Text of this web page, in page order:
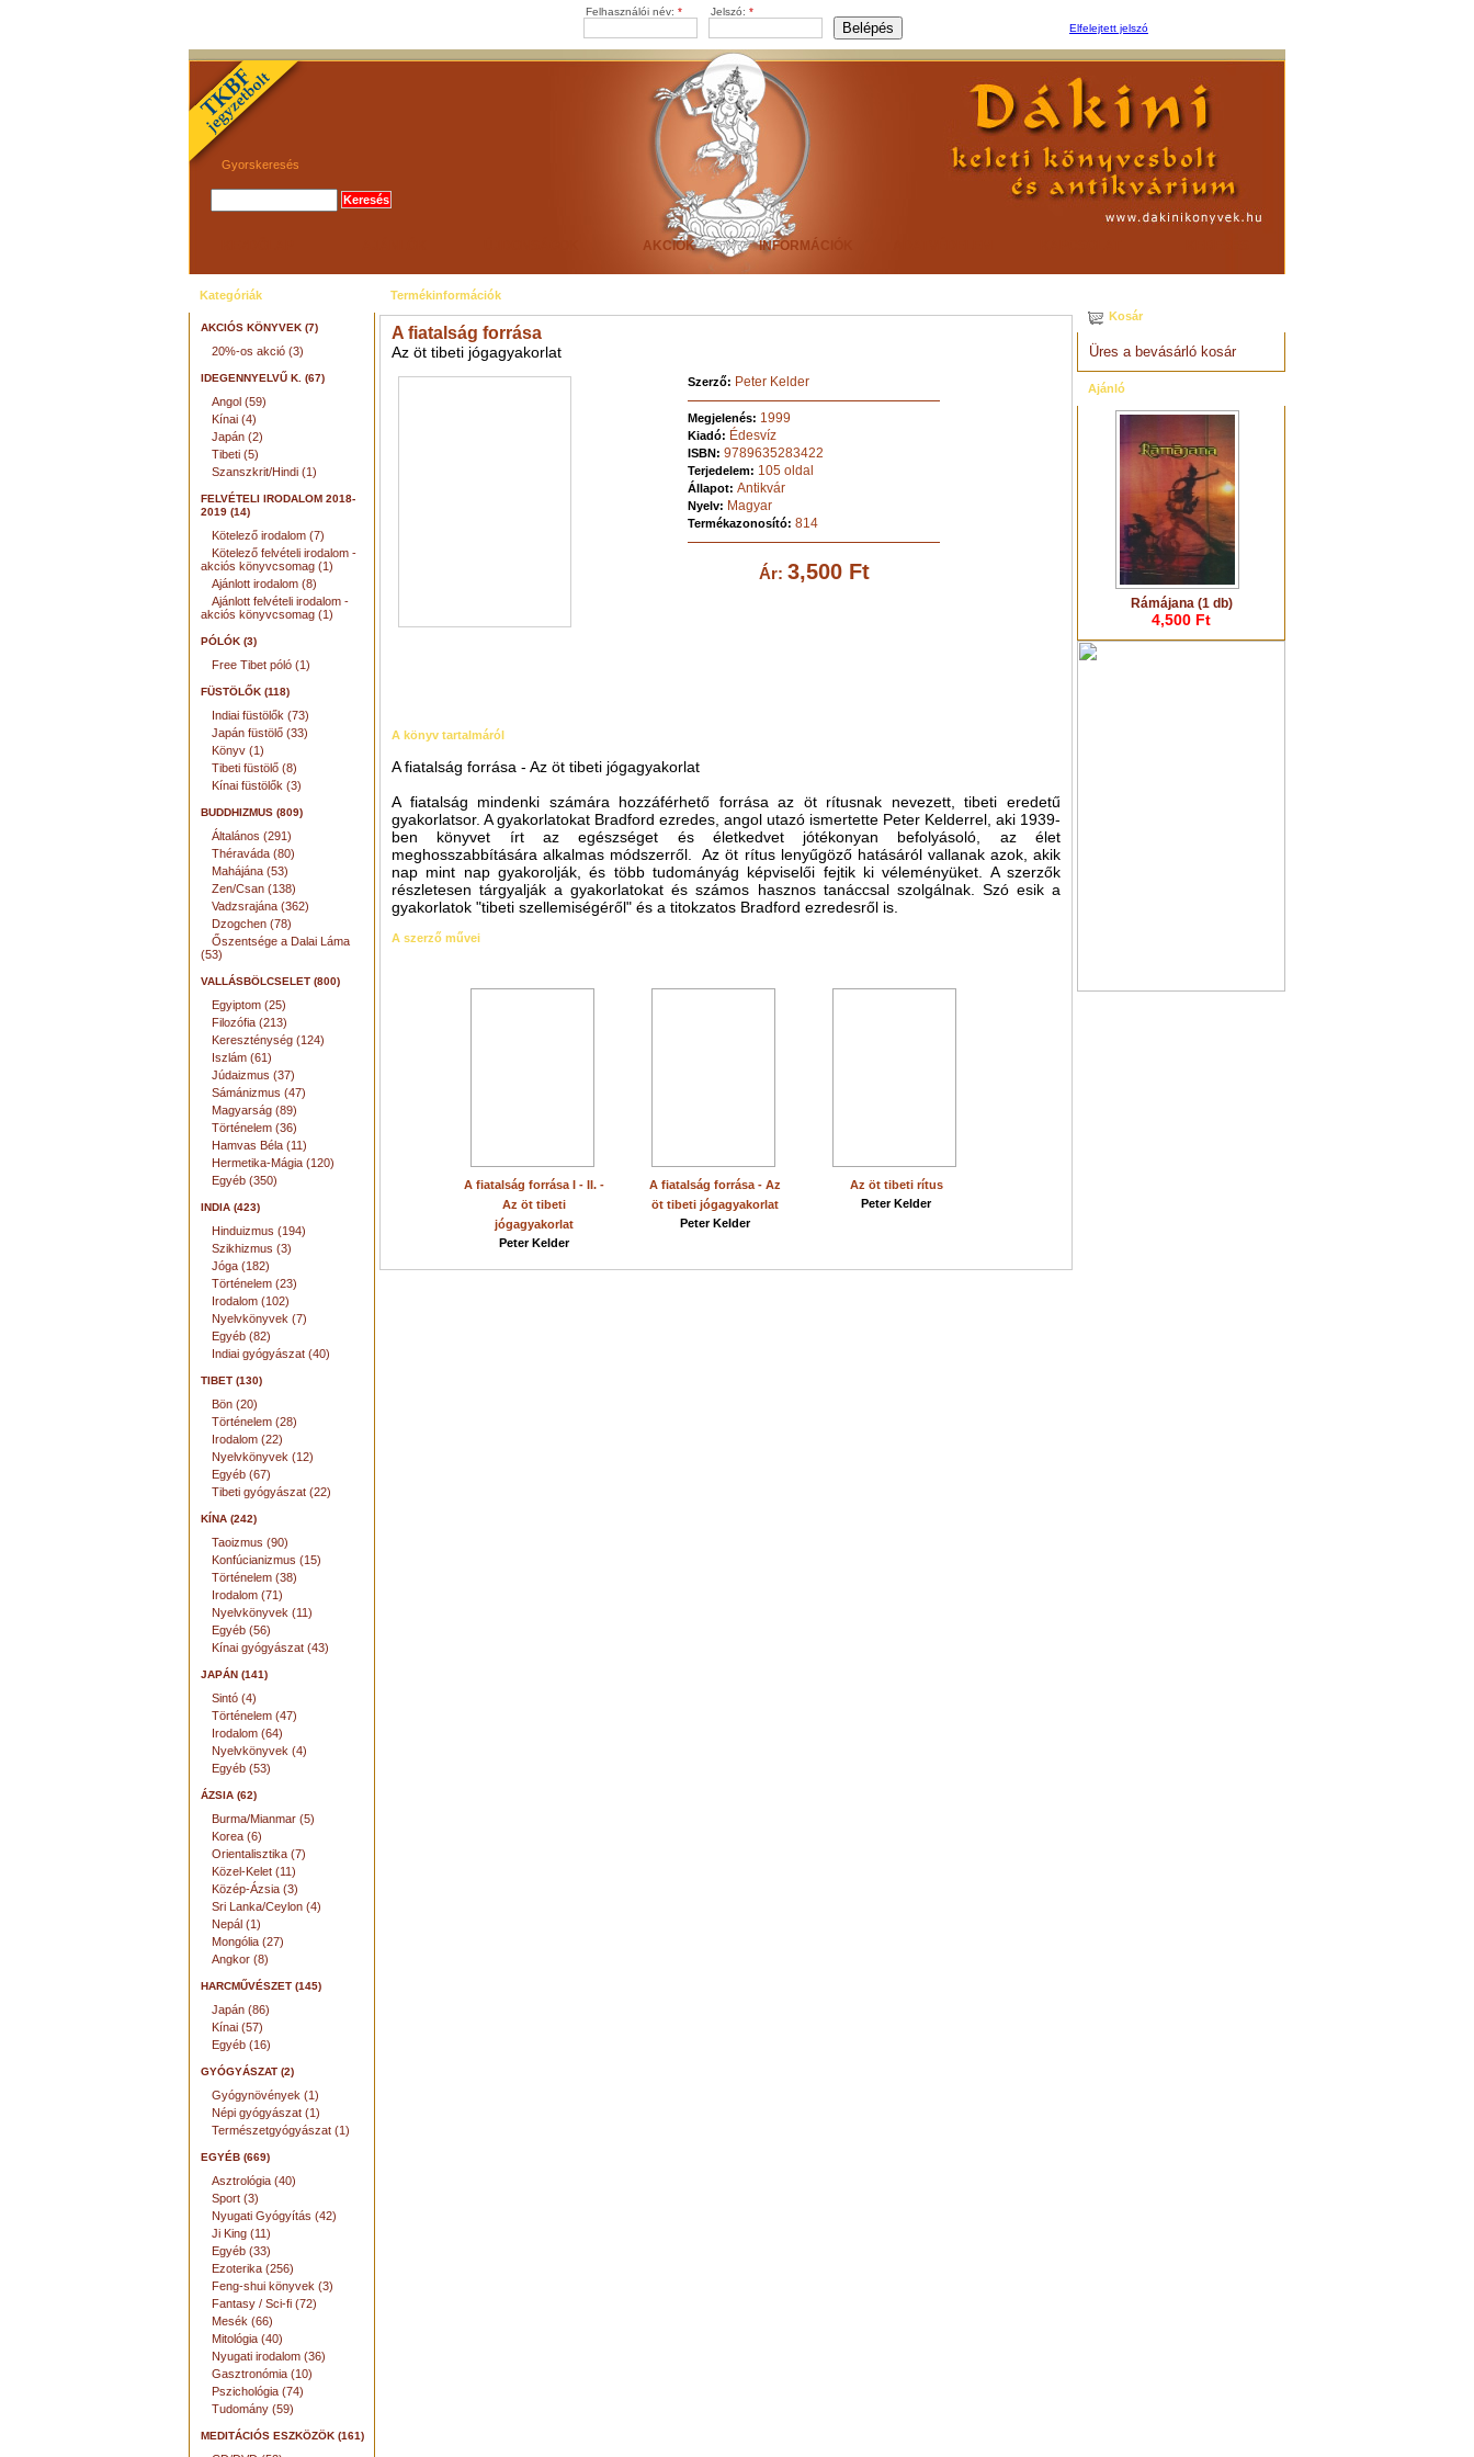
Felhasználói név: * Jelszó: *
Elfelejtett jelszó
Gyorskeresés
AKCIÓK INFORMÁCIÓK
Kategóriák
AKCIÓS KÖNYVEK (7)
20%-os akció (3)
IDEGENNYELVŰ K. (67)
Angol (59)
Kínai (4)
Japán (2)
Tibeti (5)
Szanszkrit/Hindi (1)
FELVÉTELI IRODALOM 2018-
2019 (14)
Kötelező irodalom (7)
Kötelező felvételi irodalom -
akciós könyvcsomag (1)
Ajánlott irodalom (8)
Ajánlott felvételi irodalom -
akciós könyvcsomag (1)
PÓLÓK (3)
Free Tibet póló (1)
FÜSTÖLŐK (118)
Indiai füstölők (73)
Japán füstölő (33)
Könyv (1)
Tibeti füstölő (8)
Kínai füstölők (3)
BUDDHIZMUS (809)
Általános (291)
Théraváda (80)
Mahájána (53)
Zen/Csan (138)
Vadzsrajána (362)
Dzogchen (78)
Őszentsége a Dalai Láma
(53)
VALLÁSBÖLCSELET (800)
Egyiptom (25)
Filozófia (213)
Kereszténység (124)
Iszlám (61)
Júdaizmus (37)
Sámánizmus (47)
Magyarság (89)
Történelem (36)
Hamvas Béla (11)
Hermetika-Mágia (120)
Egyéb (350)
INDIA (423)
Hinduizmus (194)
Szikhizmus (3)
Jóga (182)
Történelem (23)
Irodalom (102)
Nyelvkönyvek (7)
Egyéb (82)
Indiai gyógyászat (40)
TIBET (130)
Bön (20)
Történelem (28)
Irodalom (22)
Nyelvkönyvek (12)
Egyéb (67)
Tibeti gyógyászat (22)
KÍNA (242)
Taoizmus (90)
Konfúcianizmus (15)
Történelem (38)
Irodalom (71)
Nyelvkönyvek (11)
Egyéb (56)
Kínai gyógyászat (43)
JAPÁN (141)
Sintó (4)
Történelem (47)
Irodalom (64)
Nyelvkönyvek (4)
Egyéb (53)
ÁZSIA (62)
Burma/Mianmar (5)
Korea (6)
Orientalisztika (7)
Közel-Kelet (11)
Közép-Ázsia (3)
Sri Lanka/Ceylon (4)
Nepál (1)
Mongólia (27)
Angkor (8)
HARCMŰVÉSZET (145)
Japán (86)
Kínai (57)
Egyéb (16)
GYÓGYÁSZAT (2)
Gyógynövények (1)
Népi gyógyászat (1)
Természetgyógyászat (1)
EGYÉB (669)
Asztrológia (40)
Sport (3)
Nyugati Gyógyítás (42)
Ji King (11)
Egyéb (33)
Ezoterika (256)
Feng-shui könyvek (3)
Fantasy / Sci-fi (72)
Mesék (66)
Mitológia (40)
Nyugati irodalom (36)
Gasztronómia (10)
Pszichológia (74)
Tudomány (59)
MEDITÁCIÓS ESZKÖZÖK (161)
Kosár
Üres a bevásárló kosár
Ajánló
Rámájana (1 db)
4,500 Ft
Termékinformációk
A fiatalság forrása
Az öt tibeti jógagyakorlat
Szerző: Peter Kelder
Megjelenés: 1999
Kiadó: Édesvíz
ISBN: 9789635283422
Terjedelem: 105 oldal
Állapot: Antikvár
Nyelv: Magyar
Termékazonosító: 814
Ár: 3,500 Ft
A könyv tartalmáról
A fiatalság forrása - Az öt tibeti jógagyakorlat
A fiatalság mindenki számára hozzáférhető forrása az öt rítusnak nevezett, tibeti eredetű
gyakorlatsor. A gyakorlatokat Bradford ezredes, angol utazó ismertette Peter Kelderrel, aki 1939-
ben könyvet írt az egészséget és életkedvet jótékonyan befolyásoló, az élet
meghosszabbítására alkalmas módszerről. Az öt rítus lenyűgöző hatásáról vallanak azok, akik
nap mint nap gyakorolják, és több tudományág képviselői fejtik ki véleményüket. A szerzők
részletesen tárgyalják a gyakorlatokat és számos hasznos tanáccsal szolgálnak. Szó esik a
gyakorlatok "tibeti szellemiségéről" és a titokzatos Bradford ezredesről is.
A szerző művei
A fiatalság forrása I - II. -
Az öt tibeti
jógagyakorlat
Peter Kelder
A fiatalság forrása - Az
öt tibeti jógagyakorlat
Peter Kelder
Az öt tibeti rítus
Peter Kelder